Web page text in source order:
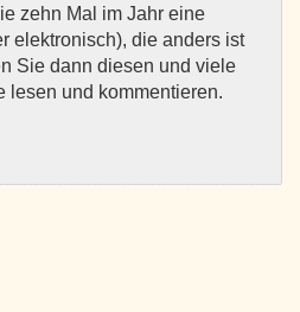
zehn Mal im Jahr eine
elektronisch), die anders ist
Sie dann diesen und viele
lesen und kommentieren.